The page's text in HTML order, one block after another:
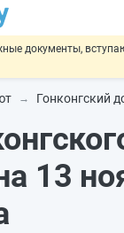
документы,
блокировке продажи
ошибок в
единые
Гонконгский
13